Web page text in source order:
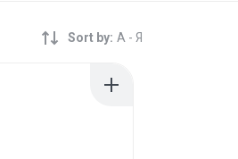
Sort by: А - Я